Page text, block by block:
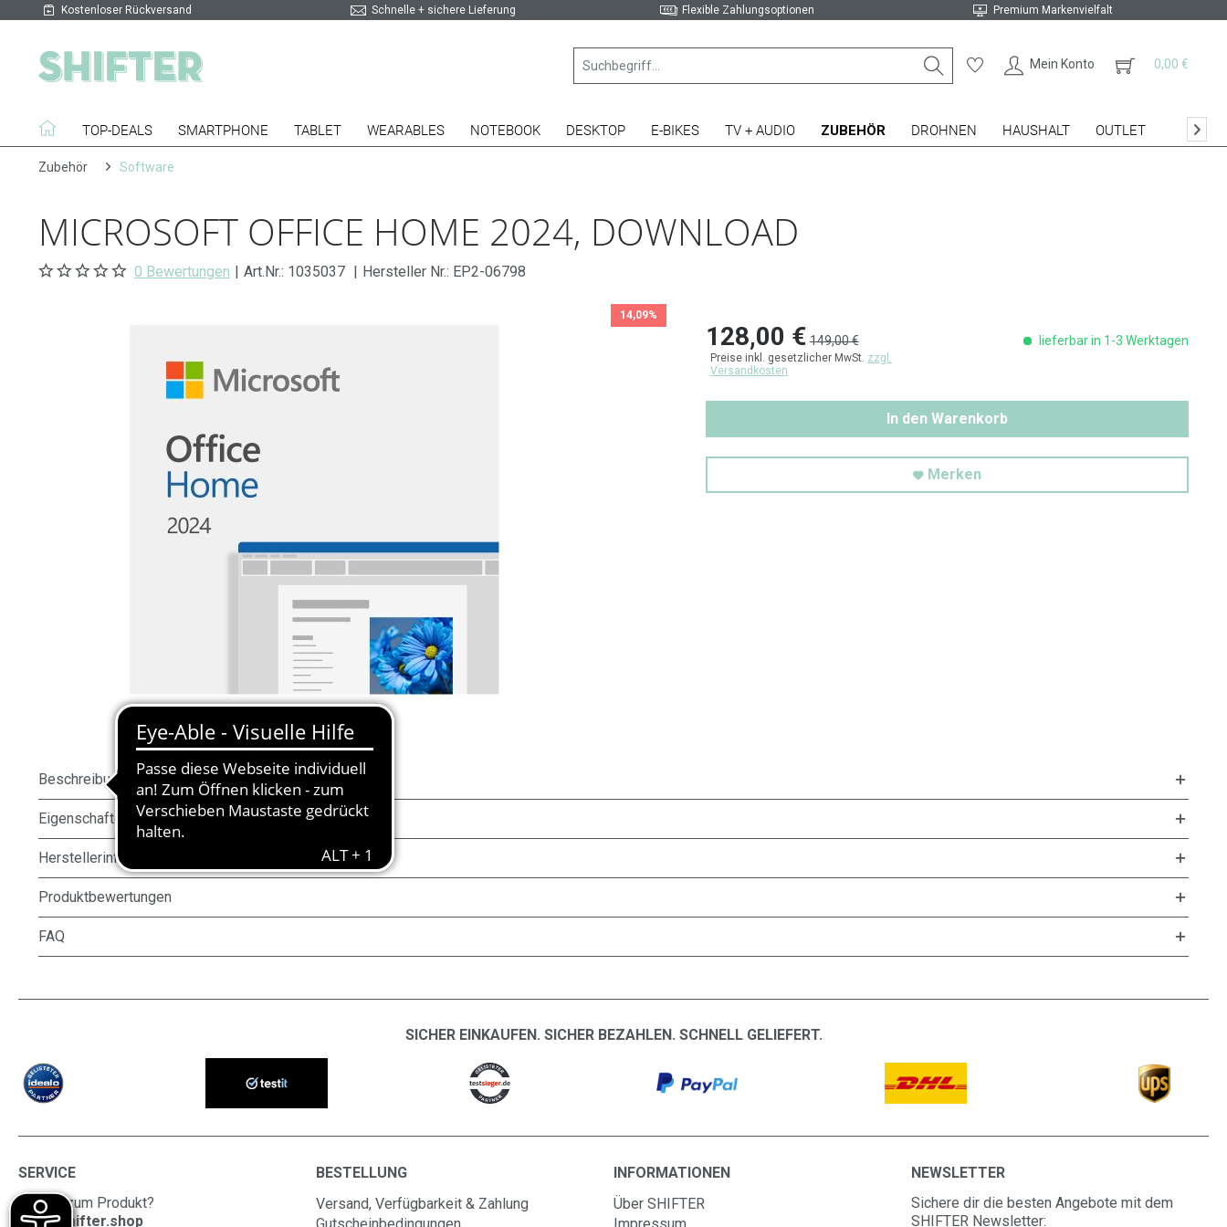
Kostenloser Rückversand Schnelle + sichere Lieferung Flexible Zahlungsoptionen Premium Markenvielfalt
Mein Konto 0,00 €
TOP-DEALS SMARTPHONE TABLET WEARABLES NOTEBOOK DESKTOP E-BIKES TV + AUDIO ZUBEHÖR DROHNEN HAUSHALT OUTLET 
Zubehör Software
MICROSOFT OFFICE HOME 2024, DOWNLOAD
0 Bewertungen | Art.Nr.: 1035037 | Hersteller Nr.: EP2-06798
14,09%
128,00 € 149,00 €
Preise inkl. gesetzlicher MwSt. zzgl.
Versandkosten
lieferbar in 1-3 Werktagen
In den Warenkorb
Merken
Beschreibung
Eigenschaften
Herstellerinformationen
Produktbewertungen
FAQ
SICHER EINKAUFEN. SICHER BEZAHLEN. SCHNELL GELIEFERT.
SERVICE
Fragen zum Produkt?
info@shifter.shop
BESTELLUNG
Versand, Verfügbarkeit & Zahlung
INFORMATIONEN
Über SHIFTER
NEWSLETTER
Sichere dir die besten Angebote mit dem
SHIFTER Newsletter: